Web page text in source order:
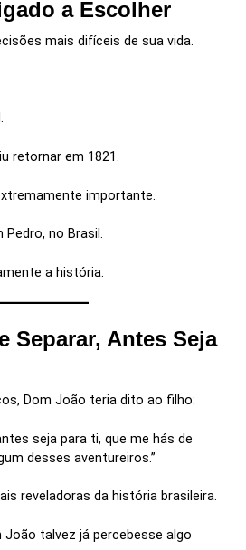
a Escolher
mais difíceis de sua vida.
retornar em 1821.
importante.
Pedro, no Brasil.
a história.
Separar, Antes Seja
Dom João teria dito ao filho:
seja para ti, que me hás de
desses aventureiros.”
reveladoras da história brasileira.
João talvez já percebesse algo